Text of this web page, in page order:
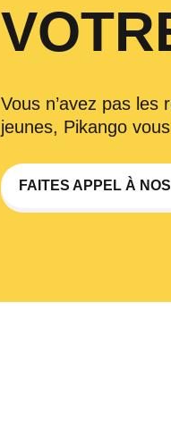
Vous n’avez pas
jeunes, Pikango
FAITES APPEL À